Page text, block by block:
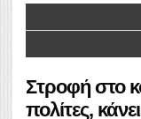
Στροφή στο
πολίτες,